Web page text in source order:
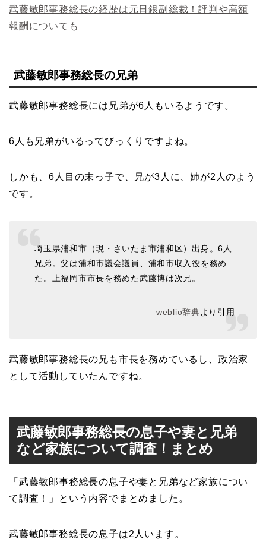
武藤敏郎事務総長の経歴は元日銀副総裁！評判や高額
報酬についても
武藤敏郎事務総長の兄弟
武藤敏郎事務総長には兄弟が6人もいるようです。
6人も兄弟がいるってびっくりですよね。
しかも、6人目の末っ子で、兄が3人に、姉が2人のよう
です。
埼玉県浦和市（現・さいたま市浦和区）出身。6人
兄弟。父は浦和市議会議員、浦和市収入役を務め
た。上福岡市市長を務めた武藤博は次兄。
weblio辞典より引用
武藤敏郎事務総長の兄も市長を務めているし、政治家
として活動していたんですね。
武藤敏郎事務総長の息子や妻と兄弟
など家族について調査！まとめ
「武藤敏郎事務総長の息子や妻と兄弟など家族につい
て調査！」という内容でまとめました。
武藤敏郎事務総長の息子は2人います。